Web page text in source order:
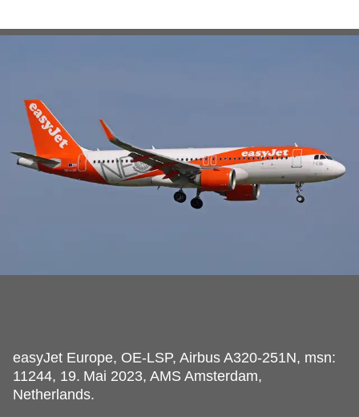
easyJet Europe, OE-LSP, Airbus A320-251N, msn:
11244, 19. Mai 2023, AMS Amsterdam,
Netherlands.